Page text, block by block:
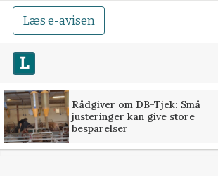
Læs e-avisen
Rådgiver om DB-Tjek: Små
justeringer kan give store
besparelser